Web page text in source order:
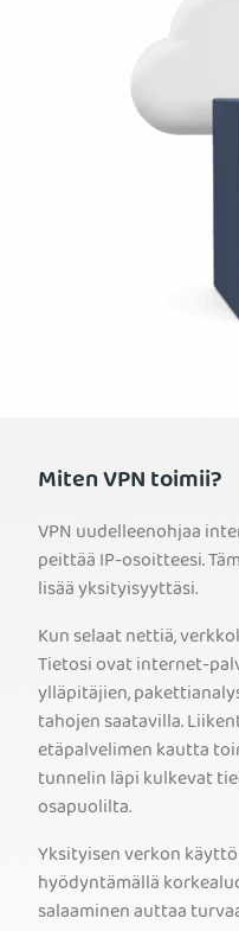
Miten VPN toimii?
VPN uudelleenohjaa
peittää IP-osoitteesi.
lisää yksityisyyttäsi.
Kun selaat nettiä,
Tietosi ovat internet-
ylläpitäjien,
tahojen saatavilla.
etäpalvelimen kautta
tunnelin läpi kulkevat
osapuolilta.
Yksityisen verkon
hyödyntämällä
salaaminen auttaa